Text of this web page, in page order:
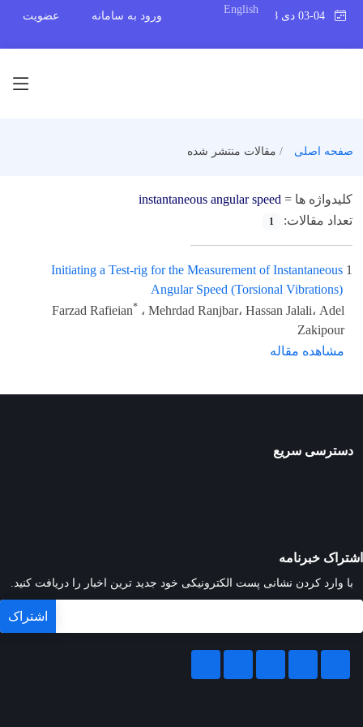
English
ورود به سامانه عضویت
صفحه اصلی مقالات منتشر شده
کلیدواژه ها = instantaneous angular speed
تعداد مقالات:
1
1
Initiating a Test-rig for the Measurement of Instantaneous
Angular Speed (Torsional Vibrations)
Farzad Rafieian* ، Mehrdad Ranjbar، Hassan Jalali، Adel
Zakipour
مشاهده مقاله
دسترسی سریع
اشتراک خبرنامه
با وارد کردن نشانی پست الکترونیکی خود جدید ترین اخبار را دریافت کنید.